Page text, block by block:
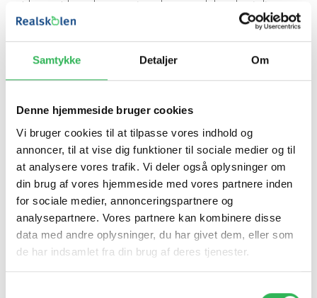
Samtykke Detaljer Om
Denne hjemmeside bruger cookies
Vi bruger cookies til at tilpasse vores indhold og
annoncer, til at vise dig funktioner til sociale medier og til
at analysere vores trafik. Vi deler også oplysninger om
din brug af vores hjemmeside med vores partnere inden
for sociale medier, annonceringspartnere og
analysepartnere. Vores partnere kan kombinere disse
data med andre oplysninger, du har givet dem, eller som
de har indsamlet fra din brug af deres tjenester.
Idræt
– Idrætsdage, motionsdag samt deltagelse i diverse
skoleidrætsmæssige turneringer.
julemarked, krybbespil, komedie samt interessefag.
relevant.
Derudover undervises der i:
1. klassetrin– Billedkunst, kor, kristendom og engelsk.
2. klassetrin– Billedkunst, musik, kristendom og
engelsk.
– Billedkunst, musik, kristendom, engelsk,
naturfag og historie.
– Billedkunst, musik, kristendom, engelsk,